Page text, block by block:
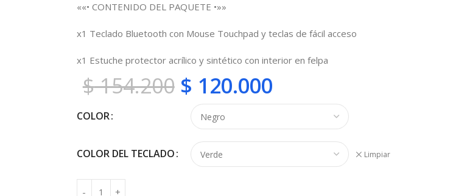
««• CONTENIDO DEL PAQUETE •»»
x1 Teclado Bluetooth con Mouse Touchpad y teclas de fácil acceso
x1 Estuche protector acrílico y sintético con interior en felpa
$154.200 $ 120.000
COLOR
COLOR DEL TECLADO Limpiar